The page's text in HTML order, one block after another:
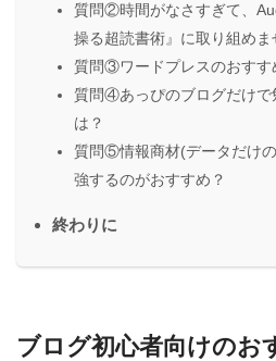
質問②時間がなさすぎて、
操る超読書術』に取り組めま
質問③ワードプレスのおすす
質問④あっぴのブログだけで
は？
質問⑤情報商材(データだけ
強するのがおすすめ？
終わりに
ブログ初心者向けのお